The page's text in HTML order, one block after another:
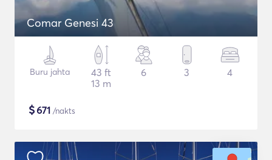
Comar Genesi 43
Buru jahta
43 ft
13 m
6 3 4
$671 /nakts